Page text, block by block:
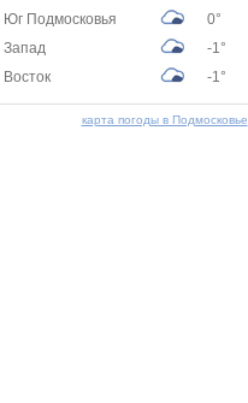
Юг Подмосковья
0°
Запад
-1°
Восток
-1°
карта погоды в Подмосковье